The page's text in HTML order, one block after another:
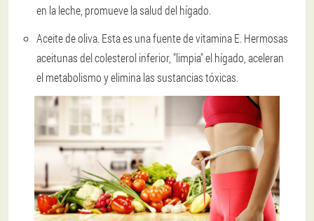
en la leche, promueve la salud del hígado.
Aceite de oliva. Esta es una fuente de vitamina E. Hermosas
aceitunas del colesterol inferior, "limpia" el hígado, aceleran
el metabolismo y elimina las sustancias tóxicas.